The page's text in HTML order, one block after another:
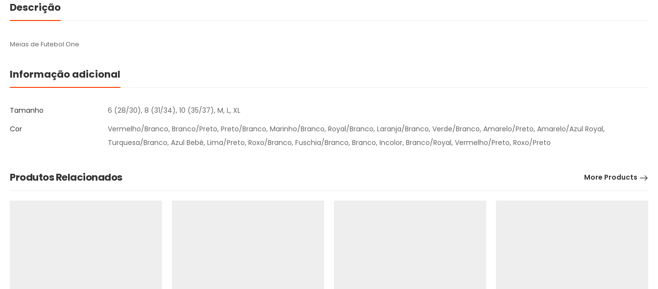
Descrição
Meias de Futebol One
Informação adicional
Tamanho
6 (28/30), 8 (31/34), 10 (35/37), M, L, XL
Cor
Vermelho/Branco, Branco/Preto, Preto/Branco, Marinho/Branco, Royal/Branco, Laranja/Branco, Verde/Branco, Amarelo/Preto, Amarelo/Azul Royal,
Turquesa/Branco, Azul Bebé, Lima/Preto, Roxo/Branco, Fuschia/Branco, Branco, Incolor, Branco/Royal, Vermelho/Preto, Roxo/Preto
Produtos Relacionados More Products